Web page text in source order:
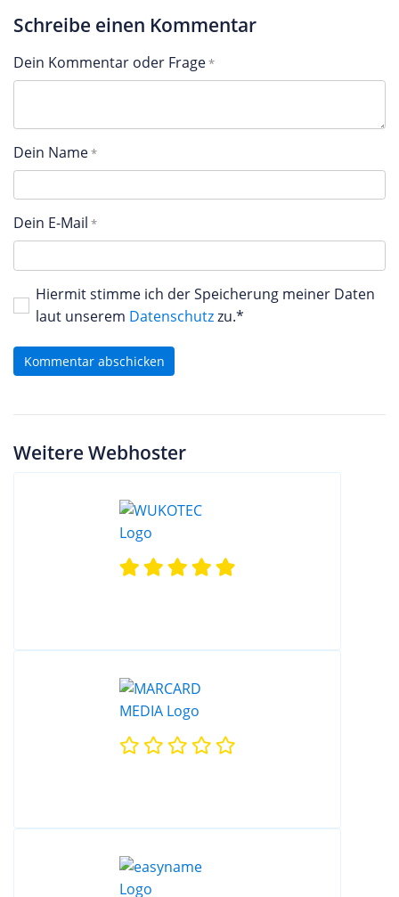
Schreibe einen Kommentar
Dein Kommentar oder Frage
Dein Name
Dein E-Mail
Hiermit stimme ich der Speicherung meiner Daten
laut unserem Datenschutzzu.*
Kommentar abschicken
Weitere Webhoster